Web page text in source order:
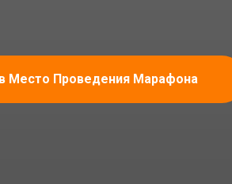
Место Проведения Марафона